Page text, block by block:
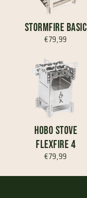
StormFire Basic
€79,99
Hobo Stove
FlexFire 4
€79,99